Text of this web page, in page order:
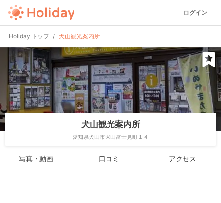
ログイン
Holiday トップ 犬山観光案内所
犬山観光案内所
愛知県犬山市犬山富士見町１４
写真・動画 口コミ アクセス